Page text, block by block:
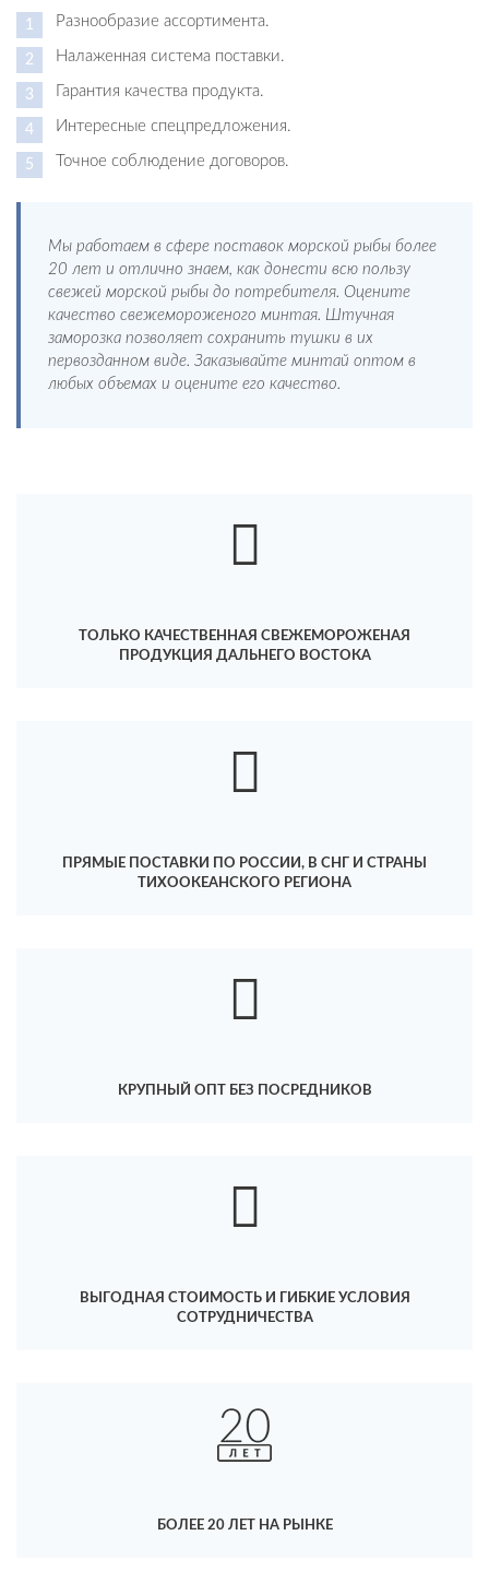
Разнообразие ассортимента.
Налаженная система поставки.
Гарантия качества продукта.
Интересные спецпредложения.
Точное соблюдение договоров.
Мы работаем в сфере поставок морской рыбы более
20 лет и отлично знаем, как донести всю пользу
свежей морской рыбы до потребителя. Оцените
качество свежемороженого минтая. Штучная
заморозка позволяет сохранить тушки в их
первозданном виде. Заказывайте минтай оптом в
любых объемах и оцените его качество.
ТОЛЬКО КАЧЕСТВЕННАЯ СВЕЖЕМОРОЖЕНАЯ
ПРОДУКЦИЯ ДАЛЬНЕГО ВОСТОКА
ПРЯМЫЕ ПОСТАВКИ ПО РОССИИ, В СНГ И СТРАНЫ
ТИХООКЕАНСКОГО РЕГИОНА
КРУПНЫЙ ОПТ БЕЗ ПОСРЕДНИКОВ
ВЫГОДНАЯ СТОИМОСТЬ И ГИБКИЕ УСЛОВИЯ
СОТРУДНИЧЕСТВА
БОЛЕЕ 20 ЛЕТ НА РЫНКЕ